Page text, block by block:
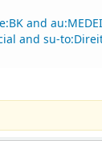
and
and su-